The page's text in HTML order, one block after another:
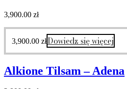
3,900.00 zł
3,900.00 złDowiedz się więcej
Alkione Tilsam – Adena